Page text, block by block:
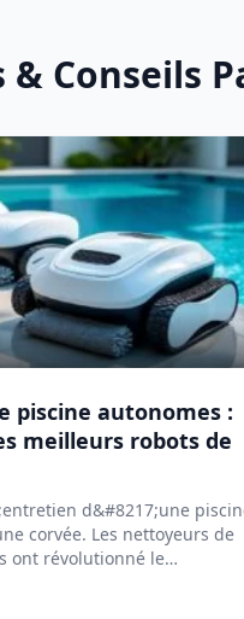
Conseils
piscine autonomes :
meilleurs robots de
d&#8217;une
corvée. Les nettoyeurs de
ont révolutionné le